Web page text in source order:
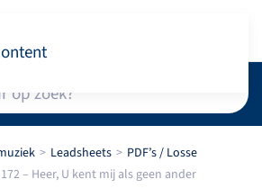
Leadsheets
PDF’s / Losse
172 – Heer, U kent mij als geen ander